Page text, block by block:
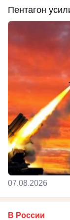
Пентагон
07.08.2026
В России